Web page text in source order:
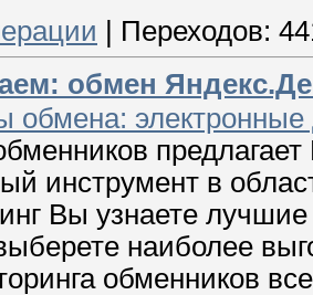
Переходов:
обмен
обмена:
инструмент в
Вы узнаете
наиболее
обменников